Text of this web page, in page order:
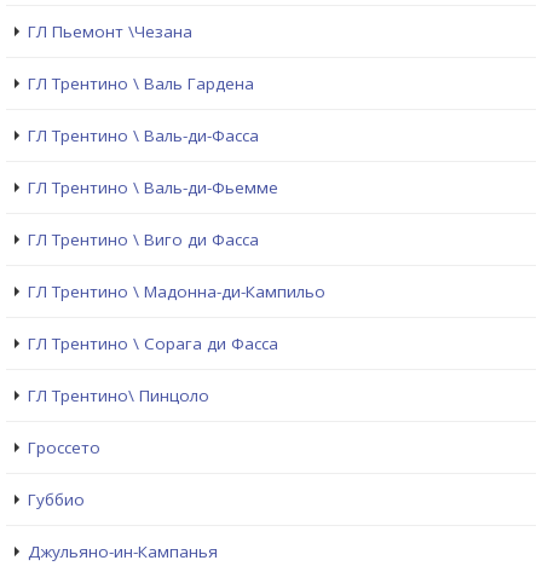
ГЛ Пьемонт \Чезана
ГЛ Трентино \ Валь Гардена
ГЛ Трентино \ Валь-ди-Фасса
ГЛ Трентино \ Валь-ди-Фьемме
ГЛ Трентино \ Виго ди Фасса
ГЛ Трентино \ Мадонна-ди-Кампильо
ГЛ Трентино \ Сорага ди Фасса
ГЛ Трентино\ Пинцоло
Гроссето
Губбио
Джульяно-ин-Кампанья